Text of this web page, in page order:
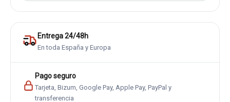
Entrega 24/48h
En toda España y Europa
Pago seguro
Tarjeta, Bizum, Google Pay, Apple Pay, PayPal y
transferencia